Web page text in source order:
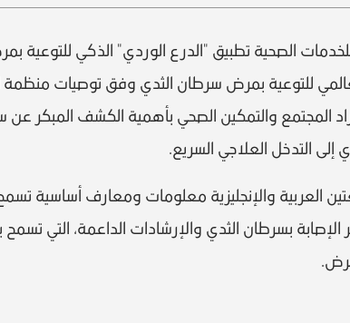
الصحية تطبيق "الدرع الوردي" الذكي للتوعية
للتوعية بمرض سرطان الثدي وفق توصيات منظمة
المجتمع والتمكين الصحي بأهمية الكشف المبكر عن
التدخل العلاجي السريع.
العربية والإنجليزية معلومات ومعارف أساسية
بسرطان الثدي والإرشادات الداعمة، التي